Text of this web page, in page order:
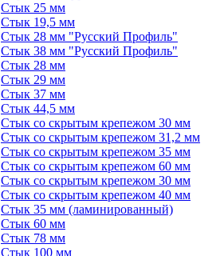
Стык 25 мм
Стык 19,5 мм
Стык 28 мм "Русский Профиль"
Стык 38 мм "Русский Профиль"
Стык 28 мм
Стык 29 мм
Стык 37 мм
Стык 44,5 мм
Стык со скрытым крепежом 30 мм
Стык со скрытым крепежом 31,2 мм
Стык со скрытым крепежом 35 мм
Стык со скрытым крепежом 60 мм
Стык со скрытым крепежом 30 мм
Стык со скрытым крепежом 40 мм
Стык 35 мм (ламинированный)
Стык 60 мм
Стык 78 мм
Стык 100 мм